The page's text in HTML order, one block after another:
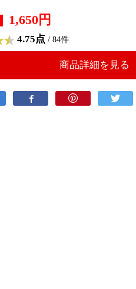
1,650円
4.75点 / 84件
商品詳細を見る